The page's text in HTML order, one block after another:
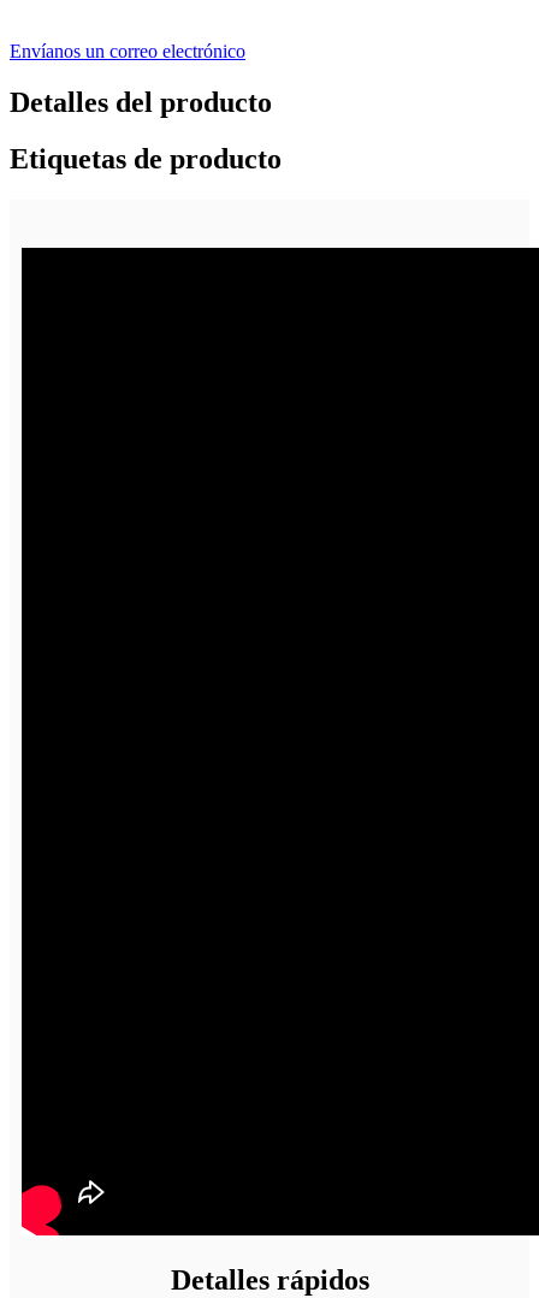
Envíanos un correo electrónico
Detalles del producto
Etiquetas de producto
Detalles rápidos